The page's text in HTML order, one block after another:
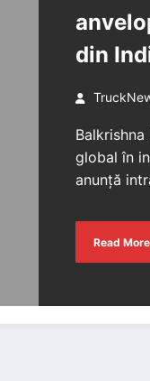
din
global în
anunță
Read More